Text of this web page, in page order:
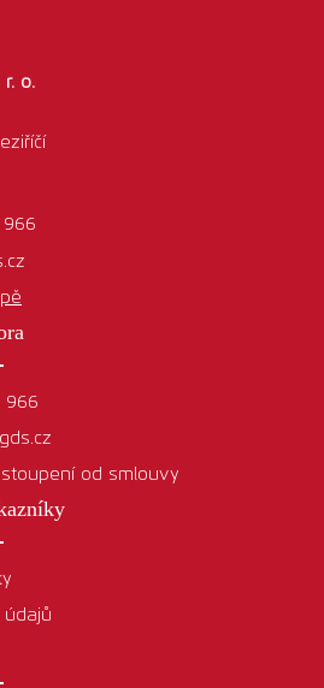
r. o.
966
od smlouvy
údajů